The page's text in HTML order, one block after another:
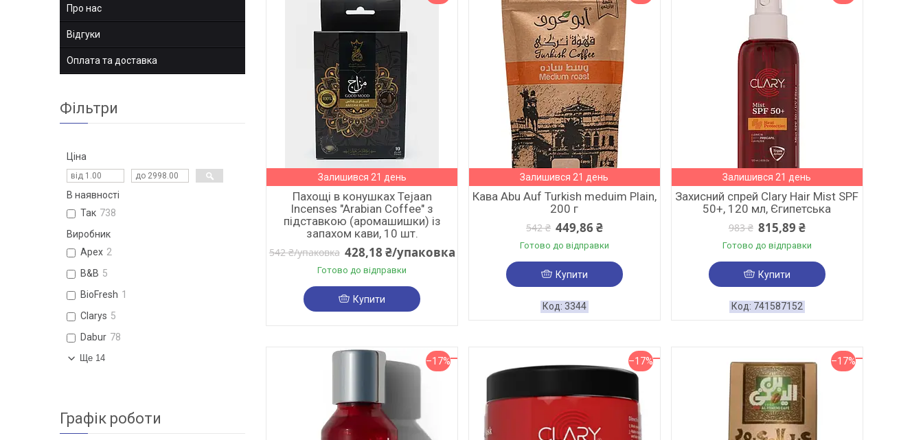
Залишився 21 день
Пахощі в конушках Tejaan
Incenses "Arabian Coffee" з
підставкою (аромашишки) із
запахом кави, 10 шт.
542 ₴/упаковка 428,18 ₴/упаковка
Готово до відправки
Купити
Залишився 21 день
Кава Abu Auf Turkish meduim Plain,
200 г
542 ₴ 449,86 ₴
Готово до відправки
Купити
3344
Залишився 21 день
Захисний спрей Clary Hair Mist SPF
50+, 120 мл, Єгипетська
983 ₴ 815,89 ₴
Готово до відправки
Купити
741587152
–17% –17% –17%
Про нас
Відгуки
Оплата та доставка
Фільтри
Ціна
В наявності
Так 738
Виробник
Apex 2
B&B 5
BioFresh 1
Clarys 5
Dabur 78
Ще 14
Графік роботи